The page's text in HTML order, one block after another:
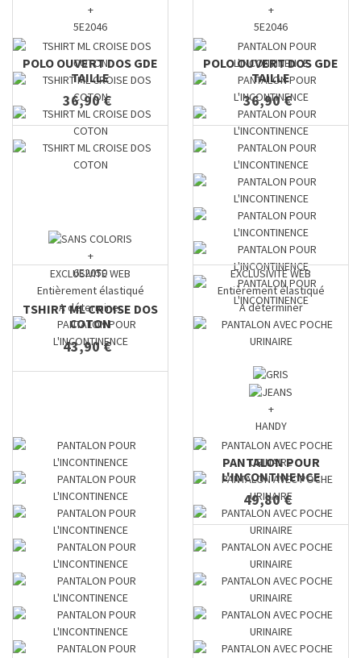
+
5E2046
POLO OUVERT DOS GDE
TAILLE
36,90 €
+
5E2046
POLO OUVERT DOS GDE
TAILLE
36,90 €
+
6E2050
TSHIRT ML CROISE DOS
COTON
43,90 €
+
HANDY
PANTALON POUR
L'INCONTINENCE
49,80 €
EXCLUSIVITE WEB
Entièrement élastiqué
A déterminer
EXCLUSIVITE WEB
Entièrement élastiqué
A déterminer